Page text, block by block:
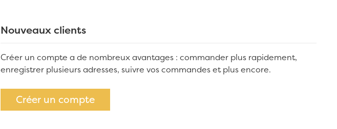
Nouveaux clients
Créer un compte a de nombreux avantages : commander plus rapidement,
enregistrer plusieurs adresses, suivre vos commandes et plus encore.
Créer un compte